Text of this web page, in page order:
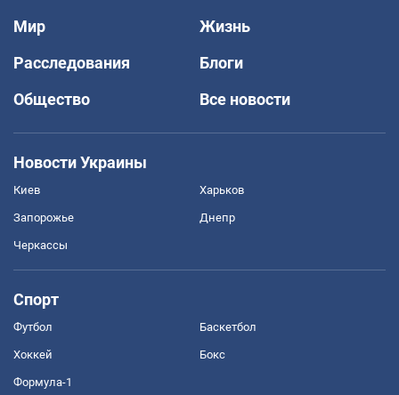
Мир
Жизнь
Расследования
Блоги
Общество
Все новости
Новости Украины
Киев Харьков
Запорожье Днепр
Черкассы
Спорт
Футбол Баскетбол
Хоккей Бокс
Формула-1